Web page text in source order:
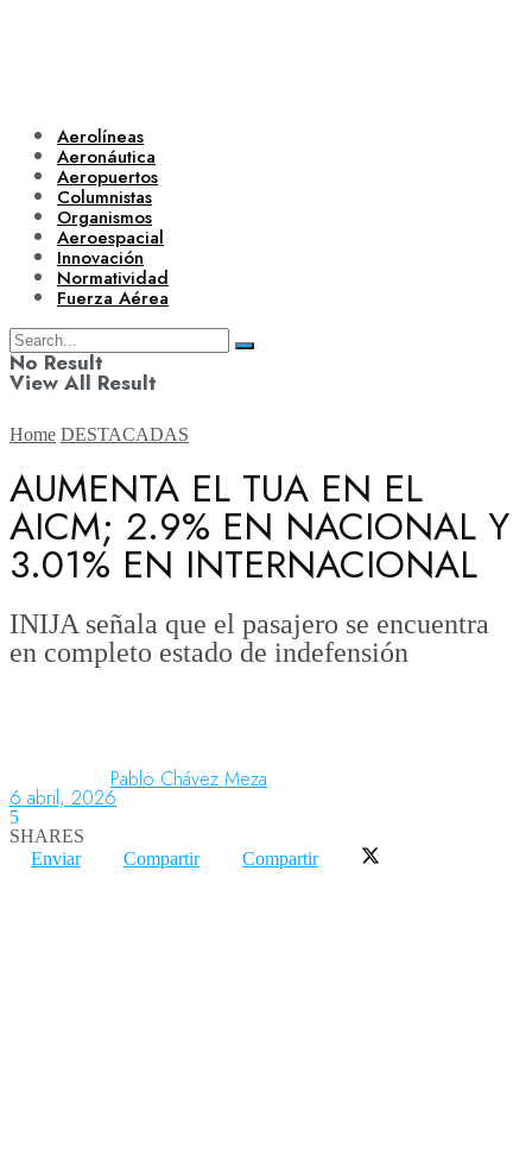
Aerolíneas
Aeronáutica
Aeropuertos
Columnistas
Organismos
Aeroespacial
Innovación
Normatividad
Fuerza Aérea
No Result
View All Result
Aerolíneas
Aeronáutica
Columnistas
Organismos
Home DESTACADAS
AUMENTA EL TUA EN EL
AICM; 2.9% EN NACIONAL Y
3.01% EN INTERNACIONAL
INIJA señala que el pasajero se encuentra
en completo estado de indefensión
Pablo Chávez Meza
6 abril, 2026
5
SHARES
Enviar
Compartir Compartir